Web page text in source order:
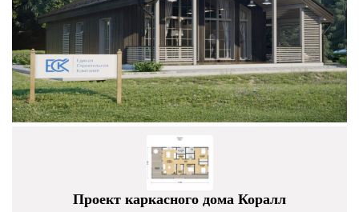
Проект каркасного дома Коралл